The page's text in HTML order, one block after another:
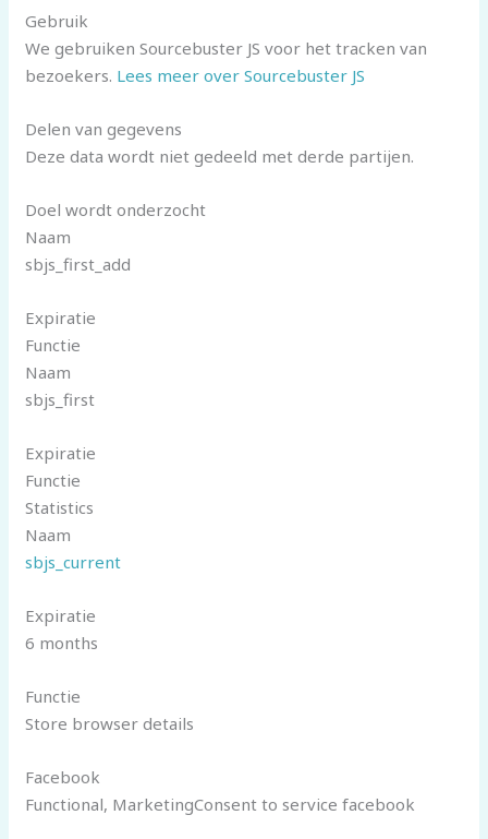
Gebruik
We gebruiken Sourcebuster JS voor het tracken van
bezoekers. Lees meer over Sourcebuster JS
Delen van gegevens
Deze data wordt niet gedeeld met derde partijen.
Doel wordt onderzocht
Naam
sbjs_first_add
Expiratie
Functie
Naam
sbjs_first
Expiratie
Functie
Statistics
Naam
sbjs_current
Expiratie
6 months
Functie
Store browser details
Facebook
Functional, MarketingConsent to service facebook